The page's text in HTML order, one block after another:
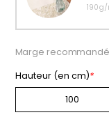
Marge
Hauteur (en cm)*